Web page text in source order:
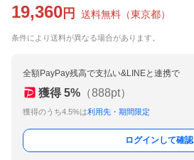
19,360 円 送料無料 （東京都）
条件により送料が異なる場合があります。
全額PayPay残高で支払い&LINEと連携で
獲得 5% （888pt）
獲得のうち4.5%は利用先・期間限定
ログインして確認